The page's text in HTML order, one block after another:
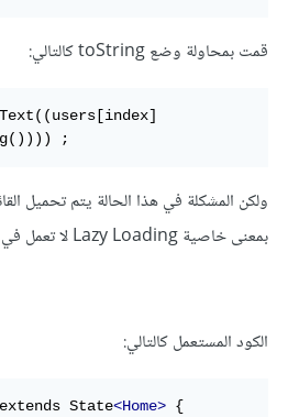
قمت بمحاولة وضع toString كالتالي:
;
ولكن المشكلة في هذا الحالة يتم تحميل
بمعنى خاصية Lazy Loading لا تعمل في هذا الحالة
الكود المستعمل كالتالي:
extends State<Home> {